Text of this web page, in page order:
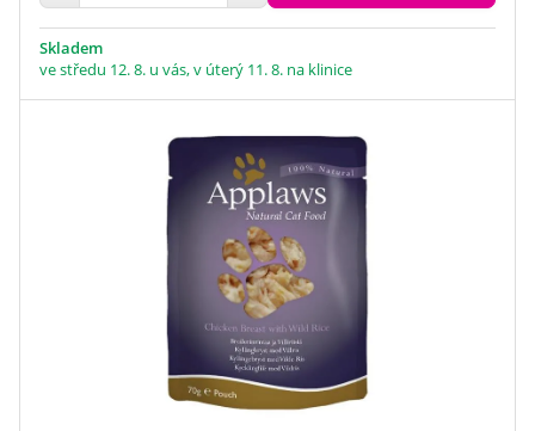
Skladem
ve středu 12. 8. u vás, v úterý 11. 8. na klinice